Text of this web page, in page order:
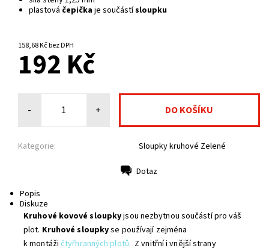
plastová čepičkaje součástísloupku
158,68 Kč bez DPH
192 Kč
- +
Kategorie: Sloupky kruhové Zelené
Dotaz
Popis
Diskuze
Kruhové kovové sloupkyjsou nezbytnou součástí pro váš
plot. Kruhové sloupkyse používají zejména
k montáži čtyřhranných plotů. Z vnitřní i vnější strany